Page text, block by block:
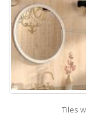
Tiles